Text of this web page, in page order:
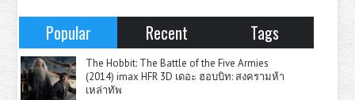
Popular Recent Tags
The Hobbit: The Battle of the Five Armies
(2014) imax HFR 3D เดอะ ฮอบบิท: สงครามห้า
เหล่าทัพ